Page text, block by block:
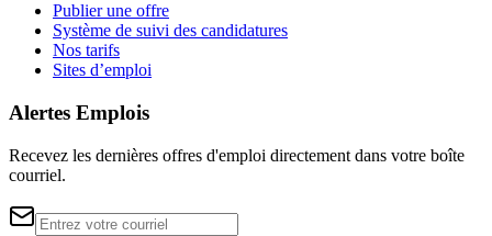
Publier une offre
Système de suivi des candidatures
Nos tarifs
Sites d’emploi
Alertes Emplois
Recevez les dernières offres d'emploi directement dans votre boîte
courriel.